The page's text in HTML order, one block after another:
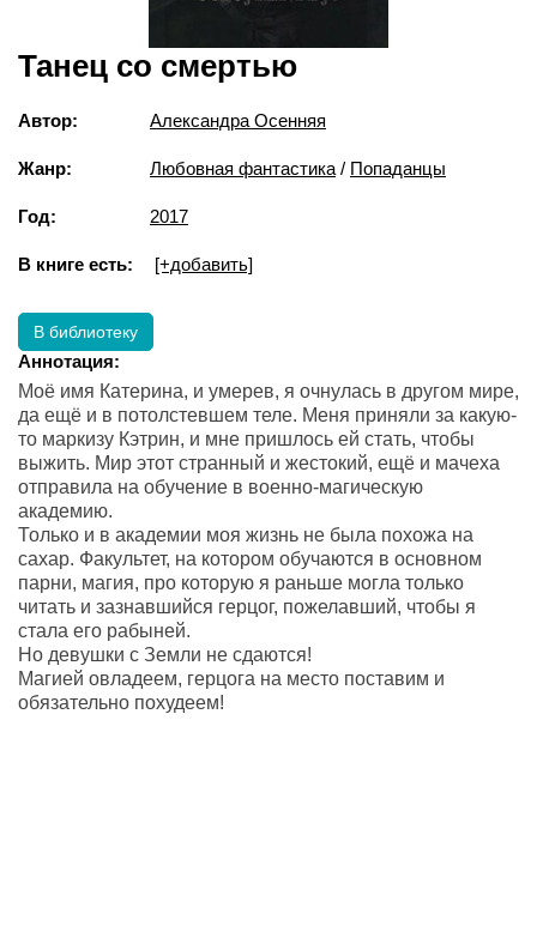
Танец со смертью
Автор: Александра Осенняя
Жанр: Любовная фантастика / Попаданцы
Год: 2017
В книге есть: [+добавить]
В библиотеку
Аннотация:
Моё имя Катерина, и умерев, я очнулась в другом мире,
да ещё и в потолстевшем теле. Меня приняли за какую-
то маркизу Кэтрин, и мне пришлось ей стать, чтобы
выжить. Мир этот странный и жестокий, ещё и мачеха
отправила на обучение в военно-магическую
академию.
Только и в академии моя жизнь не была похожа на
сахар. Факультет, на котором обучаются в основном
парни, магия, про которую я раньше могла только
читать и зазнавшийся герцог, пожелавший, чтобы я
стала его рабыней.
Но девушки с Земли не сдаются!
Магией овладеем, герцога на место поставим и
обязательно похудеем!